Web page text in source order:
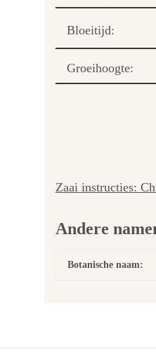
Bloeitijd:
Groeihoogte:
Zaai instructies:
Andere
Botanische naam: